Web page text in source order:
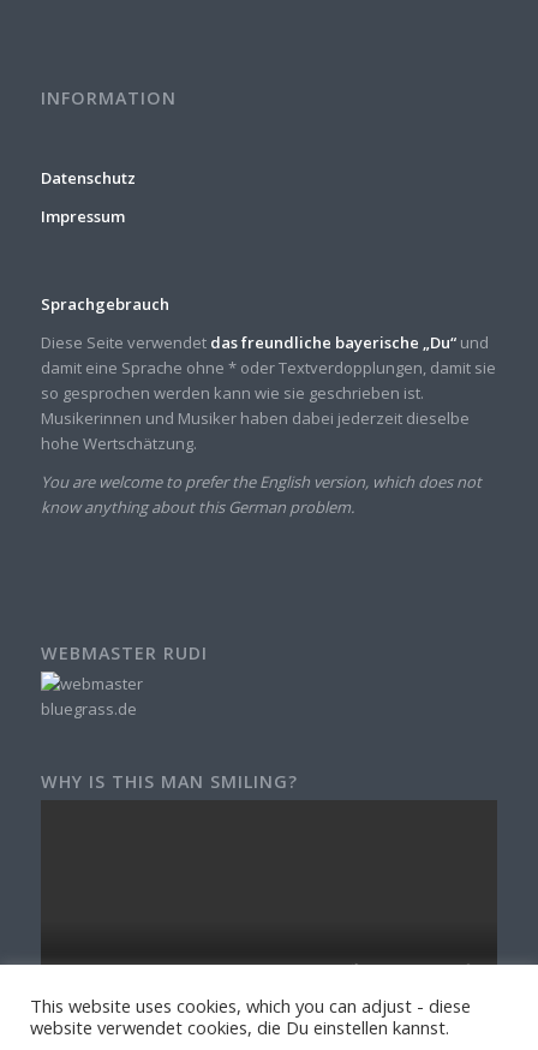
INFORMATION
Datenschutz
Impressum
Sprachgebrauch
Diese Seite verwendet das freundliche bayerische „Du“und
damit eine Sprache ohne * oder Textverdopplungen, damit sie
so gesprochen werden kann wie sie geschrieben ist.
Musikerinnen und Musiker haben dabei jederzeit dieselbe
hohe Wertschätzung.
You are welcome to prefer the English version, which does not
know anything about this German problem.
WEBMASTER RUDI
WHY IS THIS MAN SMILING?
This website uses cookies, which you can adjust - diese
website verwendet cookies, die Du einstellen kannst.